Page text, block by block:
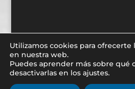
Diseñado poriNova Cloud. 2019
reservados.| Política de
Utilizamos cookies para
en nuestra web.
Puedes aprender más sobre qué
desactivarlas en los ajustes.